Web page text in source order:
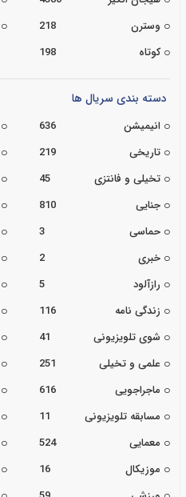
وسترن
218
کوتاه
198
دسته بندی سریال ها
انیمیشن 636
تاریخی
219
تخیلی و فانتزی
45
جنایی
810
حماسی
3
خبری
2
رازآلود
5
زندگی نامه
116
شوی تلویزیونی
41
علمی و تخیلی
251
ماجراجویی
616
مسابقه تلویزیونی
11
معمایی
524
موزیکال
16